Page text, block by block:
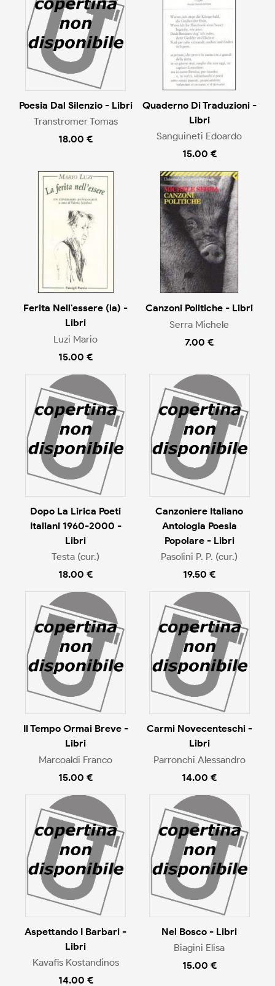
Poesia Dal Silenzio - Libri
Transtromer Tomas
18.00 €
Quaderno Di Traduzioni -
Libri
Sanguineti Edoardo
15.00 €
Ferita Nell'essere (la) -
Libri
Luzi Mario
15.00 €
Canzoni Politiche - Libri
Serra Michele
7.00 €
Dopo La Lirica Poeti
Italiani 1960-2000 -
Libri
Testa (cur.)
18.00 €
Canzoniere Italiano
Antologia Poesia
Popolare - Libri
Pasolini P. P. (cur.)
19.50 €
Il Tempo Ormai Breve -
Libri
Marcoaldi Franco
15.00 €
Carmi Novecenteschi -
Libri
Parronchi Alessandro
14.00 €
Aspettando I Barbari -
Libri
Kavafis Kostandinos
14.00 €
Nel Bosco - Libri
Biagini Elisa
15.00 €